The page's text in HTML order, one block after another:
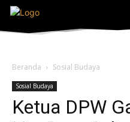
Beranda Sosial Budaya
Sosial Budaya
Ketua DPW